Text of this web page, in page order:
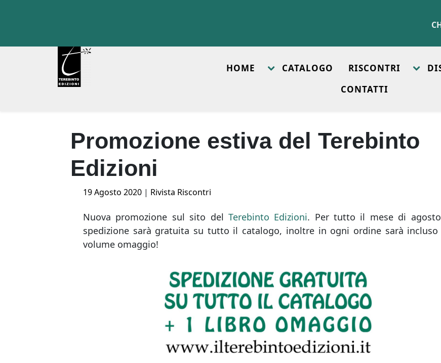
HOME CATALOGO RISCONTRI
CONTATTI
Promozione estiva del Terebinto
Edizioni
Posted
19 Agosto 2020 | Rivista Riscontri
Nuova promozione sul sito del Terebinto Edizioni. Per tutto il mese di
spedizione sarà gratuita su tutto il catalogo, inoltre in ogni ordine sarà incluso
volume omaggio!